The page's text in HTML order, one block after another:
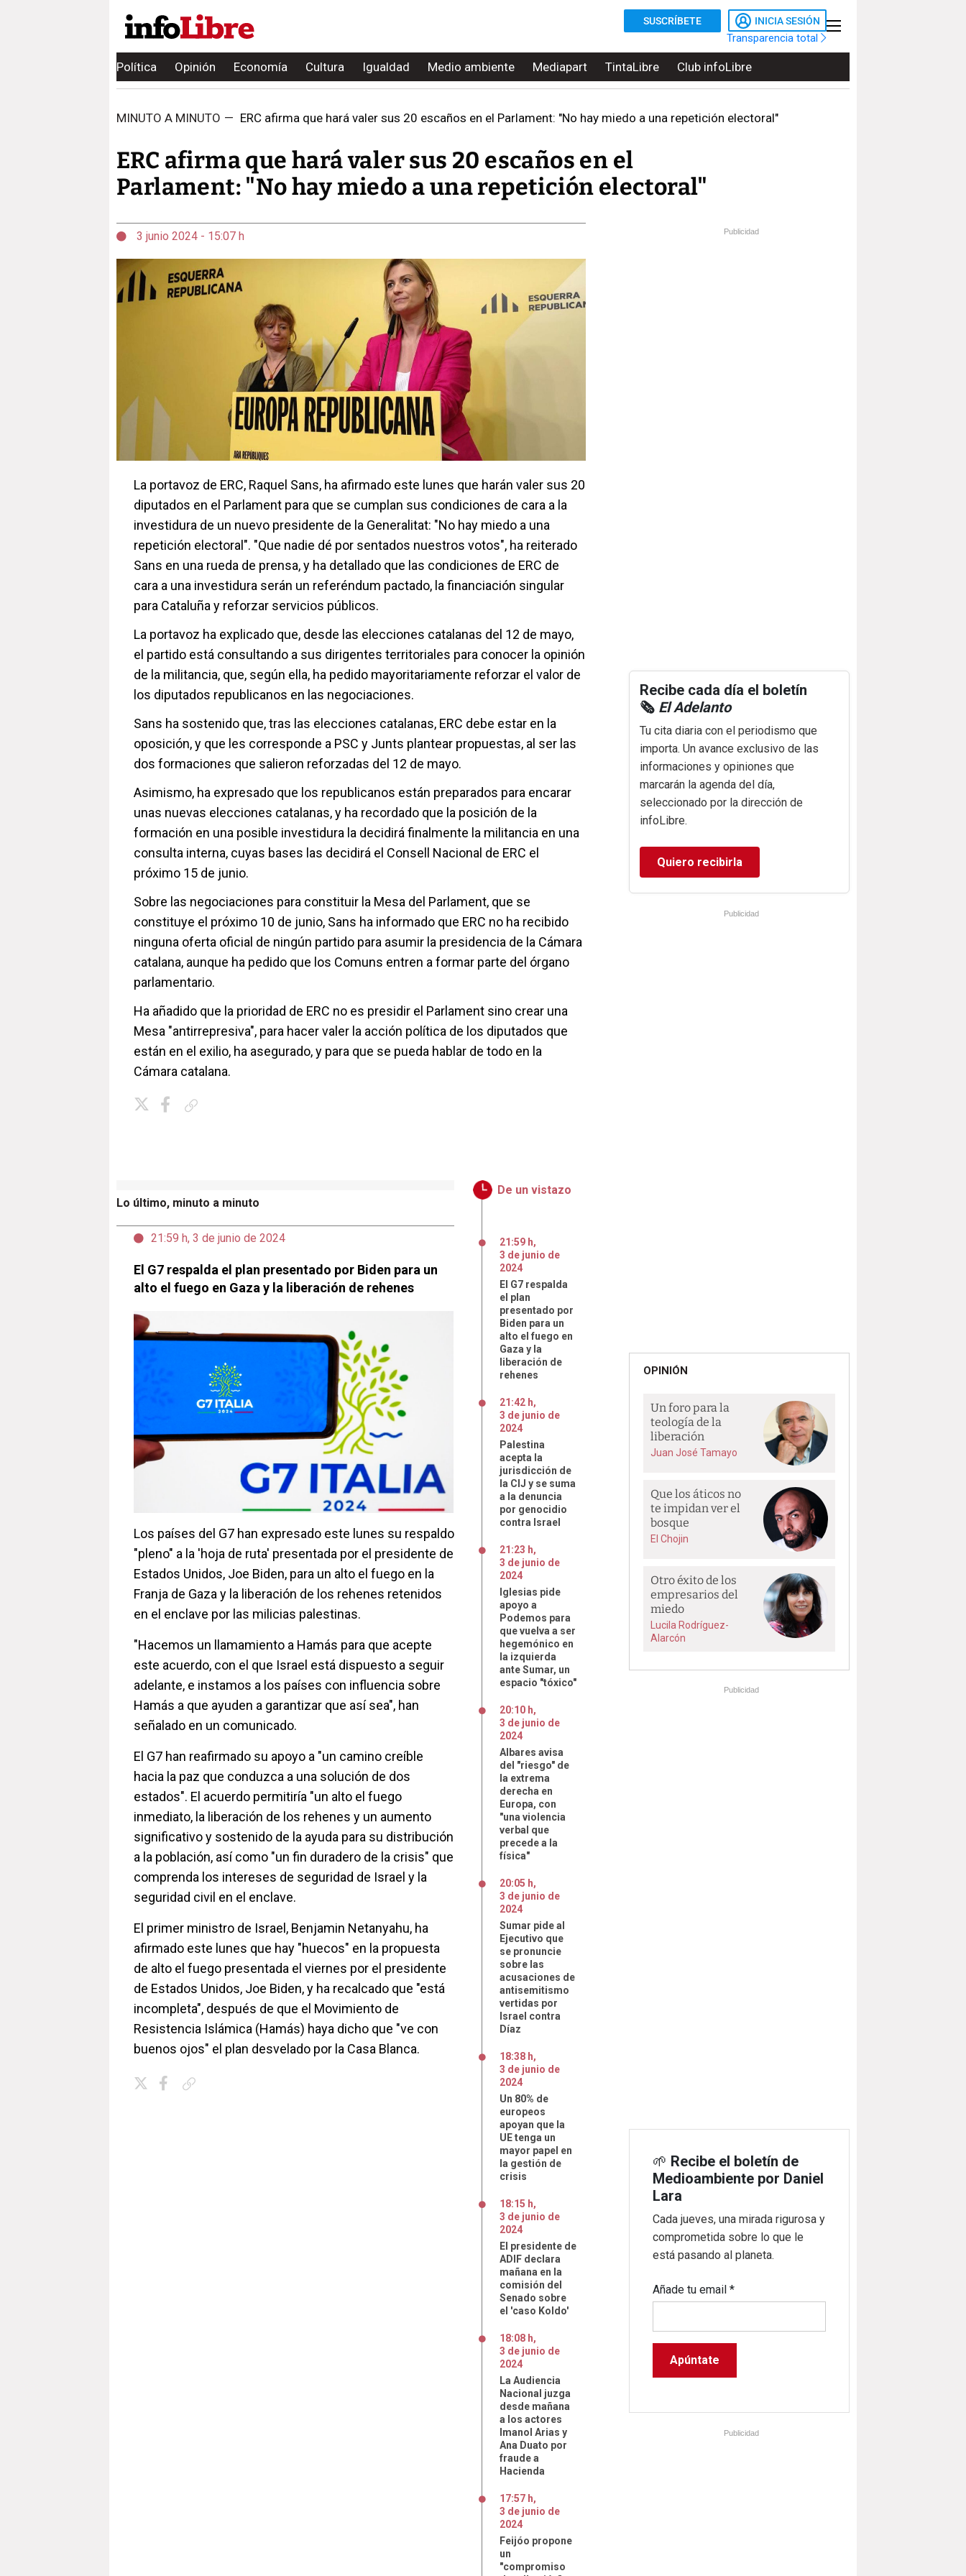
SUSCRÍBETE INICIA SESIÓN
Transparencia total
Política Opinión Economía Cultura Igualdad Medio ambiente Mediapart TintaLibre Club infoLibre
MINUTO A MINUTO — ERC afirma que hará valer sus 20 escaños en el Parlament: "No hay miedo a una repetición electoral"
ERC afirma que hará valer sus 20 escaños en el
Parlament: "No hay miedo a una repetición electoral"
3 junio 2024 - 15:07 h
La portavoz de ERC, Raquel Sans, ha afirmado este lunes que harán valer sus 20
diputados en el Parlament para que se cumplan sus condiciones de cara a la
investidura de un nuevo presidente de la Generalitat: "No hay miedo a una
repetición electoral". "Que nadie dé por sentados nuestros votos", ha reiterado
Sans en una rueda de prensa, y ha detallado que las condiciones de ERC de
cara a una investidura serán un referéndum pactado, la financiación singular
para Cataluña y reforzar servicios públicos.
La portavoz ha explicado que, desde las elecciones catalanas del 12 de mayo,
el partido está consultando a sus dirigentes territoriales para conocer la opinión
de la militancia, que, según ella, ha pedido mayoritariamente reforzar el valor de
los diputados republicanos en las negociaciones.
Sans ha sostenido que, tras las elecciones catalanas, ERC debe estar en la
oposición, y que les corresponde a PSC y Junts plantear propuestas, al ser las
dos formaciones que salieron reforzadas del 12 de mayo.
Asimismo, ha expresado que los republicanos están preparados para encarar
unas nuevas elecciones catalanas, y ha recordado que la posición de la
formación en una posible investidura la decidirá finalmente la militancia en una
consulta interna, cuyas bases las decidirá el Consell Nacional de ERC el
próximo 15 de junio.
Sobre las negociaciones para constituir la Mesa del Parlament, que se
constituye el próximo 10 de junio, Sans ha informado que ERC no ha recibido
ninguna oferta oficial de ningún partido para asumir la presidencia de la Cámara
catalana, aunque ha pedido que los Comuns entren a formar parte del órgano
parlamentario.
Ha añadido que la prioridad de ERC no es presidir el Parlament sino crear una
Mesa "antirrepresiva", para hacer valer la acción política de los diputados que
están en el exilio, ha asegurado, y para que se pueda hablar de todo en la
Cámara catalana.
Lo último, minuto a minuto
21:59 h, 3 de junio de 2024
El G7 respalda el plan presentado por Biden para un
alto el fuego en Gaza y la liberación de rehenes
Los países del G7 han expresado este lunes su respaldo
"pleno" a la 'hoja de ruta' presentada por el presidente de
Estados Unidos, Joe Biden, para un alto el fuego en la
Franja de Gaza y la liberación de los rehenes retenidos
en el enclave por las milicias palestinas.
"Hacemos un llamamiento a Hamás para que acepte
este acuerdo, con el que Israel está dispuesto a seguir
adelante, e instamos a los países con influencia sobre
Hamás a que ayuden a garantizar que así sea", han
señalado en un comunicado.
El G7 han reafirmado su apoyo a "un camino creíble
hacia la paz que conduzca a una solución de dos
estados". El acuerdo permitiría "un alto el fuego
inmediato, la liberación de los rehenes y un aumento
significativo y sostenido de la ayuda para su distribución
a la población, así como "un fin duradero de la crisis" que
comprenda los intereses de seguridad de Israel y la
seguridad civil en el enclave.
El primer ministro de Israel, Benjamin Netanyahu, ha
afirmado este lunes que hay "huecos" en la propuesta
de alto el fuego presentada el viernes por el presidente
de Estados Unidos, Joe Biden, y ha recalcado que "está
incompleta", después de que el Movimiento de
Resistencia Islámica (Hamás) haya dicho que "ve con
buenos ojos" el plan desvelado por la Casa Blanca.
De un vistazo
21:59 h,
3 de junio de
2024
El G7 respalda
el plan
presentado por
Biden para un
alto el fuego en
Gaza y la
liberación de
rehenes
21:42 h,
3 de junio de
2024
Palestina
acepta la
jurisdicción de
la CIJ y se suma
a la denuncia
por genocidio
contra Israel
21:23 h,
3 de junio de
2024
Iglesias pide
apoyo a
Podemos para
que vuelva a ser
hegemónico en
la izquierda
ante Sumar, un
espacio "tóxico"
20:10 h,
3 de junio de
2024
Albares avisa
del "riesgo" de
la extrema
derecha en
Europa, con
"una violencia
verbal que
precede a la
física"
20:05 h,
3 de junio de
2024
Sumar pide al
Ejecutivo que
se pronuncie
sobre las
acusaciones de
antisemitismo
vertidas por
Israel contra
Díaz
18:38 h,
3 de junio de
2024
Un 80% de
europeos
apoyan que la
UE tenga un
mayor papel en
la gestión de
crisis
18:15 h,
3 de junio de
2024
El presidente de
ADIF declara
mañana en la
comisión del
Senado sobre
el 'caso Koldo'
18:08 h,
3 de junio de
2024
La Audiencia
Nacional juzga
desde mañana
a los actores
Imanol Arias y
Ana Duato por
fraude a
Hacienda
17:57 h,
3 de junio de
2024
Feijóo propone
un
"compromiso
Publicidad
Recibe cada día el boletín
🗞️ El Adelanto
Tu cita diaria con el periodismo que
importa. Un avance exclusivo de las
informaciones y opiniones que
marcarán la agenda del día,
seleccionado por la dirección de
infoLibre.
Quiero recibirla
Publicidad
OPINIÓN
Un foro para la
teología de la
liberación
Juan José Tamayo
Que los áticos no
te impidan ver el
bosque
El Chojin
Otro éxito de los
empresarios del
miedo
Lucila Rodríguez-
Alarcón
Publicidad
🌱 Recibe el boletín de
Medioambiente por Daniel
Lara
Cada jueves, una mirada rigurosa y
comprometida sobre lo que le
está pasando al planeta.
Añade tu email*
Publicidad